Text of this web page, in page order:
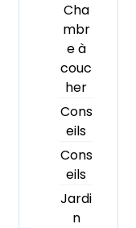
Cha
mbr
e à
couc
her
Cons
eils
Cons
eils
Jardi
n